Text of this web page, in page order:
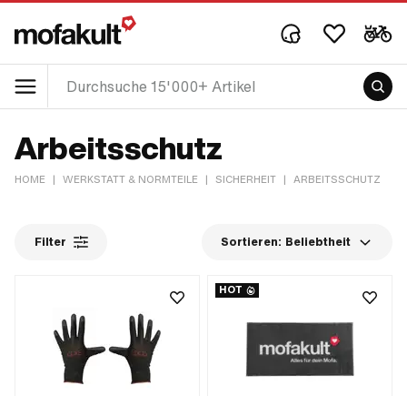
Arbeitsschutz
HOME | WERKSTATT & NORMTEILE | SICHERHEIT | ARBEITSSCHUTZ
Filter Sortieren: Beliebtheit
HOT